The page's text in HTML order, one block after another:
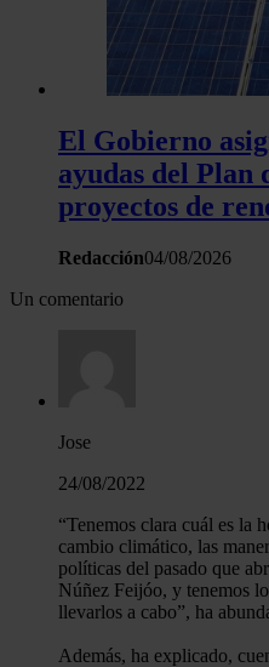
El Gobierno
ayudas del Plan
proyectos de
Redacción04/08/2026
Un comentario
Jose
24/08/2022
“Tenemos clara cuál es la
cambio climático, las
políticas del pasado que
Núñez Feijóo, y tenemos
llevarlos a cabo”, ha
Además, ha explicado,